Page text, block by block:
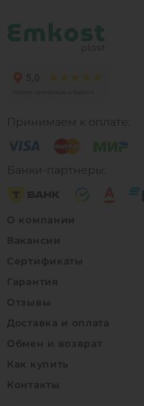
Принимаем к оплате:
Банки-партнеры:
О компании
Вакансии
Сертификаты
Гарантия
Отзывы
Доставка и оплата
Обмен и возврат
Как купить
Контакты